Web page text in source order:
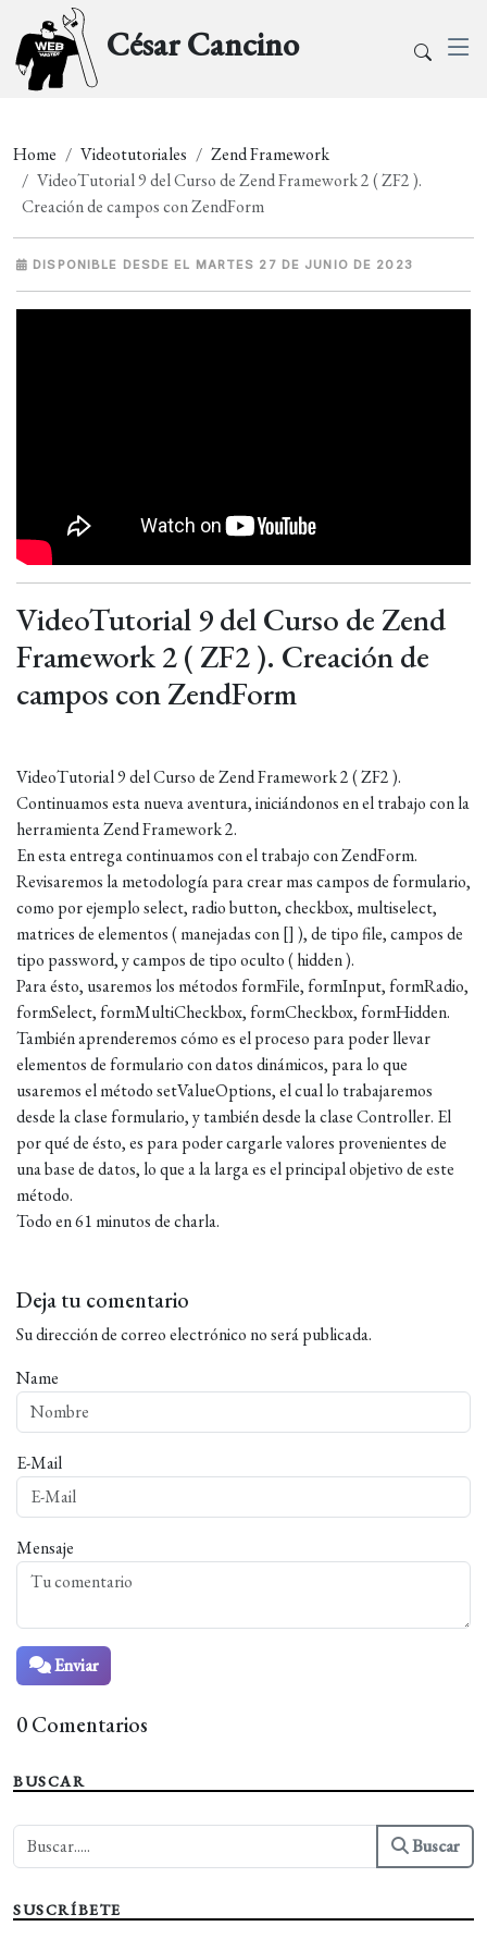
César Cancino
Home Videotutoriales
Zend Framework
VideoTutorial 9 del Curso de Zend Framework 2 ( ZF2 ).
Creación de campos con ZendForm
DISPONIBLE DESDE EL MARTES 27 DE JUNIO DE 2023
VideoTutorial 9 del Curso de Zend
Framework 2 ( ZF2 ). Creación de
campos con ZendForm
VideoTutorial 9 del Curso de Zend Framework 2 ( ZF2 ).
Continuamos esta nueva aventura, iniciándonos en el trabajo con la
herramienta Zend Framework 2.
En esta entrega continuamos con el trabajo con ZendForm.
Revisaremos la metodología para crear mas campos de formulario,
como por ejemplo select, radio button, checkbox, multiselect,
matrices de elementos ( manejadas con [] ), de tipo file, campos de
tipo password, y campos de tipo oculto ( hidden ).
Para ésto, usaremos los métodos formFile, formInput, formRadio,
formSelect, formMultiCheckbox, formCheckbox, formHidden.
También aprenderemos cómo es el proceso para poder llevar
elementos de formulario con datos dinámicos, para lo que
usaremos el método setValueOptions, el cual lo trabajaremos
desde la clase formulario, y también desde la clase Controller. El
por qué de ésto, es para poder cargarle valores provenientes de
una base de datos, lo que a la larga es el principal objetivo de este
método.
Todo en 61 minutos de charla.
Deja tu comentario
Su dirección de correo electrónico no será publicada.
Name
E-Mail
Mensaje
Enviar
0 Comentarios
BUSCAR
Buscar
SUSCRÍBETE